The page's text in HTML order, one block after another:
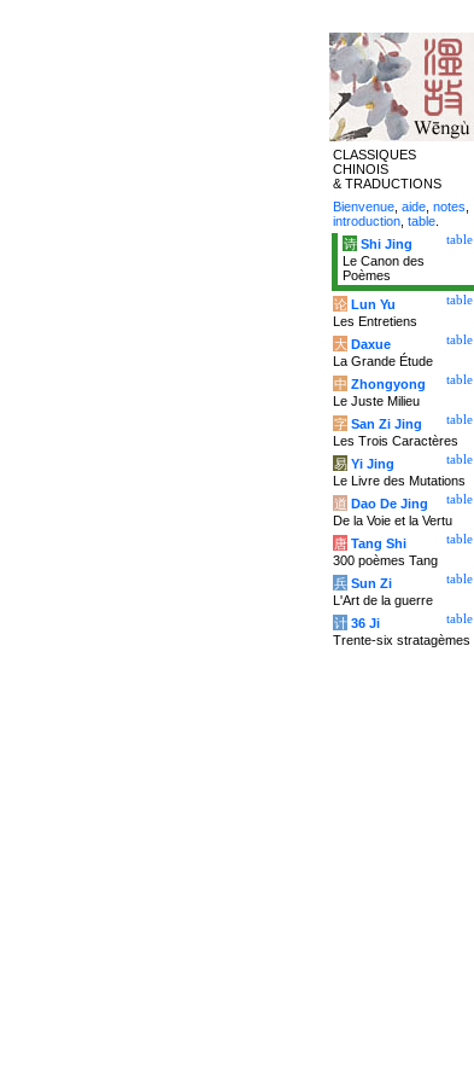
CLASSIQUES
CHINOIS
& TRADUCTIONS
Bienvenue aide notes
introduction table
table
诗 Shi Jing
Le Canon des
Poèmes
table
论 Lun Yu
Les Entretiens
table
大 Daxue
La Grande Étude
table
中 Zhongyong
Le Juste Milieu
table
字 San Zi Jing
Les Trois Caractères
table
易 Yi Jing
Le Livre des Mutations
table
道 Dao De Jing
De la Voie et la Vertu
table
唐 Tang Shi
300 poèmes Tang
table
兵 Sun Zi
L'Art de la guerre
table
计 36 Ji
Trente-six stratagèmes